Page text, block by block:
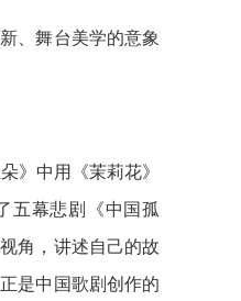
、舞台美学的意象
》中用《茉莉花》
五幕悲剧《中国孤
角，讲述自己的故
是中国歌剧创作的